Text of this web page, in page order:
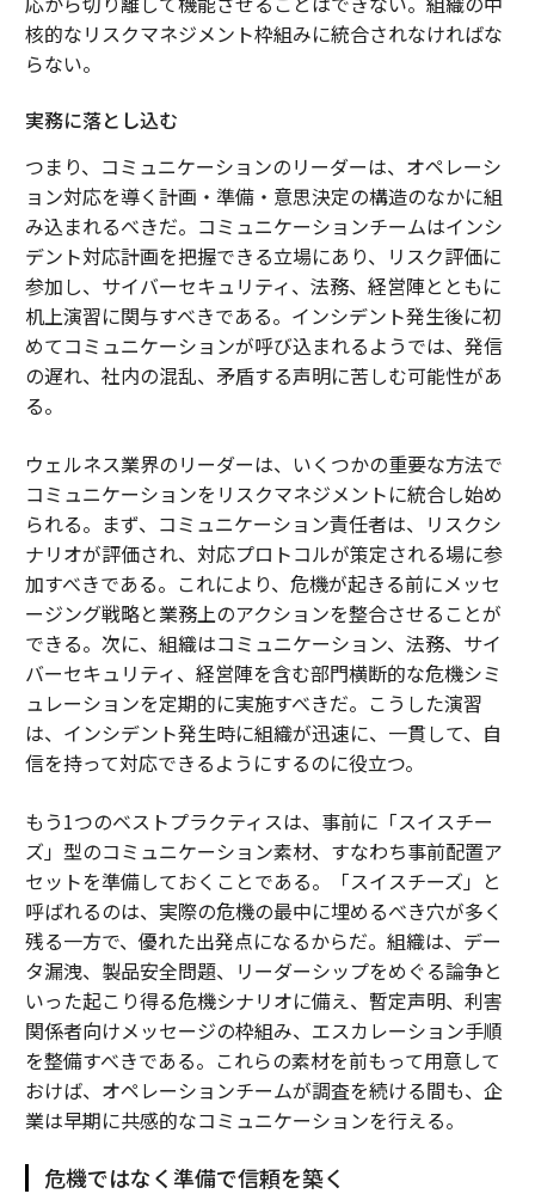
核的なリスクマネジメント枠組みに統合されなければな
らない。
実務に落とし込む
つまり、コミュニケーションのリーダーは、オペレーシ
ョン対応を導く計画・準備・意思決定の構造のなかに組
み込まれるべきだ。コミュニケーションチームはインシ
デント対応計画を把握できる立場にあり、リスク評価に
参加し、サイバーセキュリティ、法務、経営陣とともに
机上演習に関与すべきである。インシデント発生後に初
めてコミュニケーションが呼び込まれるようでは、発信
の遅れ、社内の混乱、矛盾する声明に苦しむ可能性があ
る。
ウェルネス業界のリーダーは、いくつかの重要な方法で
コミュニケーションをリスクマネジメントに統合し始め
られる。まず、コミュニケーション責任者は、リスクシ
ナリオが評価され、対応プロトコルが策定される場に参
加すべきである。これにより、危機が起きる前にメッセ
ージング戦略と業務上のアクションを整合させることが
できる。次に、組織はコミュニケーション、法務、サイ
バーセキュリティ、経営陣を含む部門横断的な危機シミ
ュレーションを定期的に実施すべきだ。こうした演習
は、インシデント発生時に組織が迅速に、一貫して、自
信を持って対応できるようにするのに役立つ。
もう1つのベストプラクティスは、事前に「スイスチー
ズ」型のコミュニケーション素材、すなわち事前配置ア
セットを準備しておくことである。「スイスチーズ」と
呼ばれるのは、実際の危機の最中に埋めるべき穴が多く
残る一方で、優れた出発点になるからだ。組織は、デー
タ漏洩、製品安全問題、リーダーシップをめぐる論争と
いった起こり得る危機シナリオに備え、暫定声明、利害
関係者向けメッセージの枠組み、エスカレーション手順
を整備すべきである。これらの素材を前もって用意して
おけば、オペレーションチームが調査を続ける間も、企
業は早期に共感的なコミュニケーションを行える。
危機ではなく準備で信頼を築く